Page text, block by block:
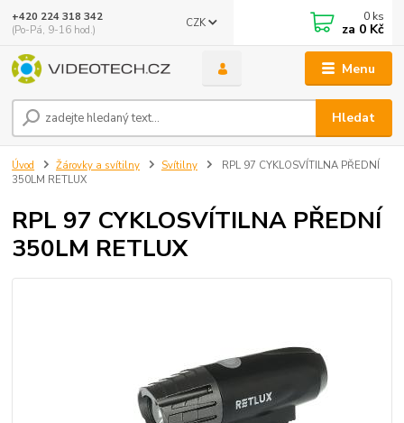
Menu
CZK
Hledat
+420 224 318 342
(Po-Pá, 9-16 hod.)
0 ks
za 0 Kč
Úvod Žárovky a svítilny Svítilny
RPL 97 CYKLOSVÍTILNA PŘEDNÍ
350LM RETLUX
RPL 97 CYKLOSVÍTILNA PŘEDNÍ
350LM RETLUX